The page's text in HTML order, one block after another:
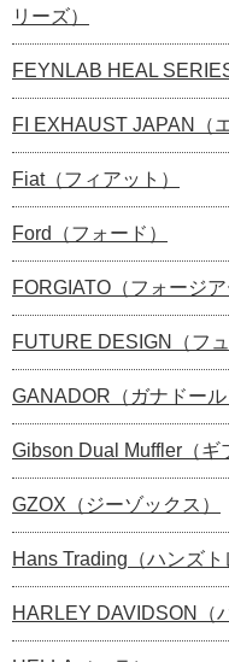
リーズ）
FEYNLAB HEAL
FI EXHAUST JAPAN（
Fiat（フィアット）
Ford（フォード）
FORGIATO（フォージア
FUTURE DESIGN（フ
GANADOR（ガナドール
Gibson Dual Muffler（ギ
GZOX（ジーゾックス）
Hans Trading（ハンズト
HARLEY DAVIDSON（